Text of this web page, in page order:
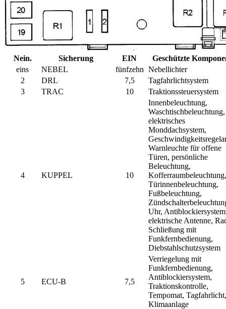
Nein. Sicherung EIN
Geschützte
eins
NEBEL fünfzehn Nebellichter
2
DRL 7,5
Tagfahrlichtsystem
3
TRAC 10 Traktionssteuersystem
4 KUPPEL 10
Innenbeleuchtung,
Waschtischbeleuchtung,
elektrisches
Monddachsystem,
Warnleuchte für offene
Türen, persönliche
Beleuchtung,
Kofferraumbeleuchtung,
Türinnenbeleuchtung,
Fußbeleuchtung,
Uhr,
elektrische Antenne,
Schließung mit
Funkfernbedienung,
Diebstahlschutzsystem
5 ECU-B 7,5
Verriegelung mit
Funkfernbedienung,
Antiblockiersystem,
Traktionskontrolle,
Tempomat, Tagfahrlicht,
Klimaanlage